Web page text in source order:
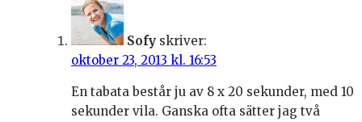
Sofy skriver:
oktober 23, 2013 kl. 16:53
En tabata består ju av 8 x 20 sekunder, med 10
sekunder vila. Ganska ofta sätter jag två